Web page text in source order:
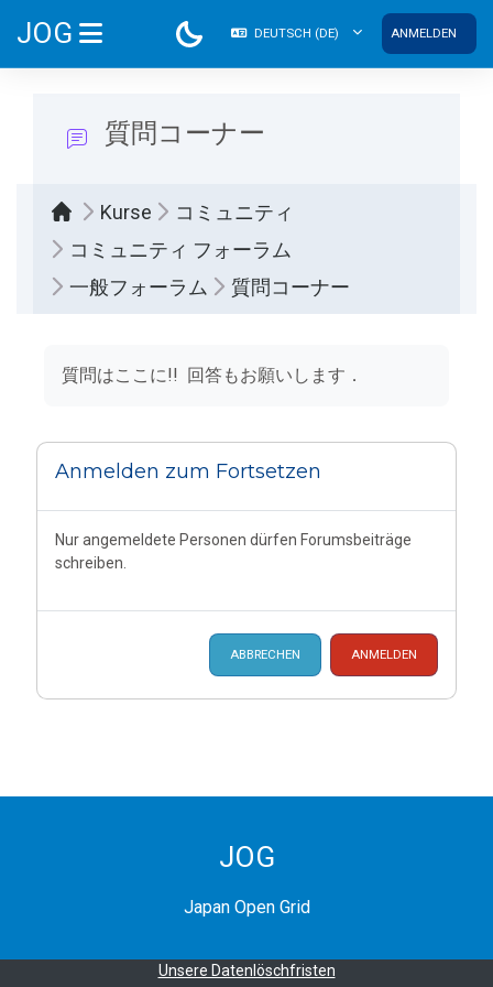
JOG
WEBSITE-ÜBERSICHT
DEUTSCH ‎(DE)‎ ANMELDEN
質問コーナー
Kurse
コミュニティ
コミュニティ フォーラム
一般フォーラム
質問コーナー
質問はここに!! 回答もお願いします．
Anmelden zum Fortsetzen
Nur angemeldete Personen dürfen Forumsbeiträge
schreiben.
ABBRECHEN ANMELDEN
JOG
Japan Open Grid
Unsere Datenlöschfristen